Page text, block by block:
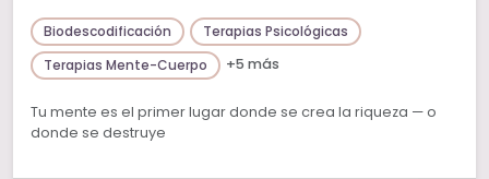
Biodescodificación
Terapias Psicológicas
Terapias Mente-Cuerpo
+5 más
Tu mente es el primer lugar donde se crea la riqueza — o
donde se destruye